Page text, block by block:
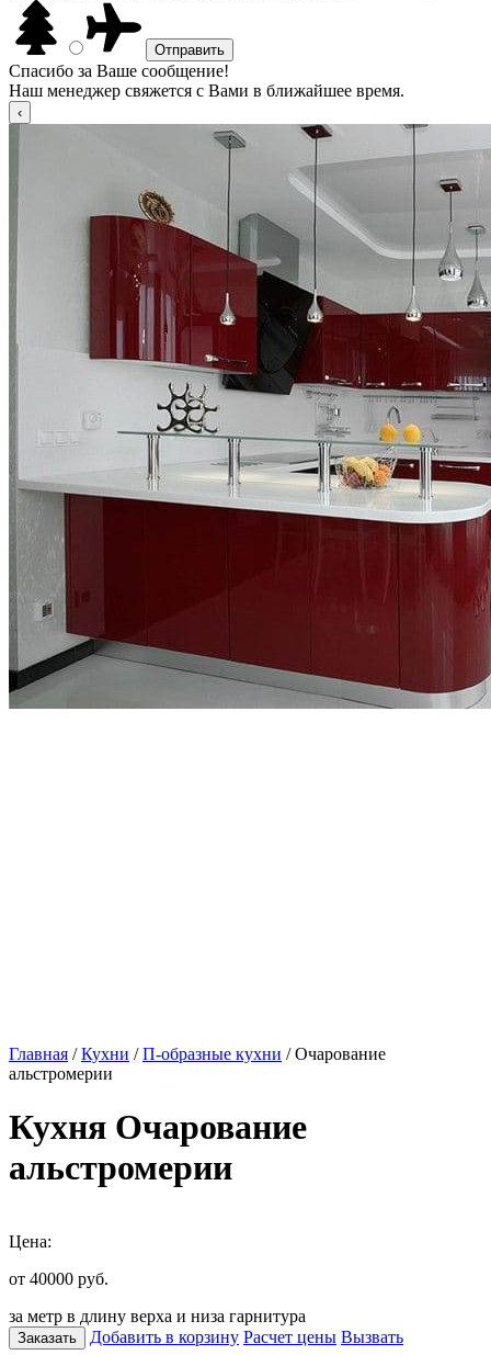
Спасибо за Ваше сообщение!
Наш менеджер свяжется с Вами в ближайшее время.
Главная /Кухни /П-образные кухни / Очарование
альстромерии
Кухня Очарование
альстромерии
Цена:
от 40000 руб.
за метр в длину верха и низа гарнитура
Заказать Добавить в корзину Расчет цены Вызвать